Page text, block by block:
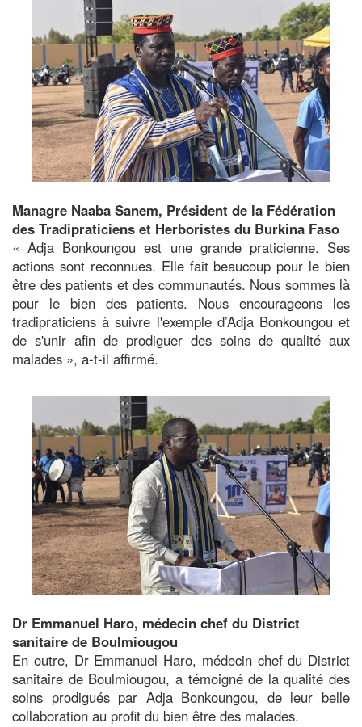
Managre Naaba Sanem, Président de la Fédération
des Tradipraticiens et Herboristes du Burkina Faso
« Adja Bonkoungou est une grande praticienne. Ses
actions sont reconnues. Elle fait beaucoup pour le bien
être des patients et des communautés. Nous sommes là
pour le bien des patients. Nous encourageons les
tradipraticiens à suivre l'exemple d’Adja Bonkoungou et
de s'unir afin de prodiguer des soins de qualité aux
malades », a-t-il affirmé.
Image
Dr Emmanuel Haro, médecin chef du District
sanitaire de Boulmiougou
En outre, Dr Emmanuel Haro, médecin chef du District
sanitaire de Boulmiougou, a témoigné de la qualité des
soins prodigués par Adja Bonkoungou, de leur belle
collaboration au profit du bien être des malades.